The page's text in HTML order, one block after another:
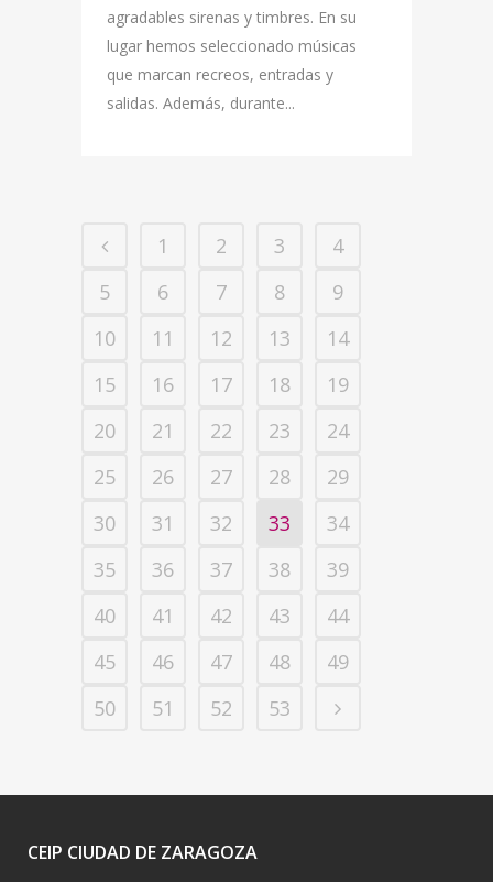
agradables sirenas y timbres. En su
lugar hemos seleccionado músicas
que marcan recreos, entradas y
salidas. Además, durante...
1 2 3
4
5
6 7 8
9
10
11 12 13
14
15
16 17 18
19
20
21 22 23
24
25
26 27 28
29
30
31 32 33
34
35
36 37 38
39
40
41 42 43
44
45
46 47 48
49
50
51 52 53
CEIP CIUDAD DE ZARAGOZA